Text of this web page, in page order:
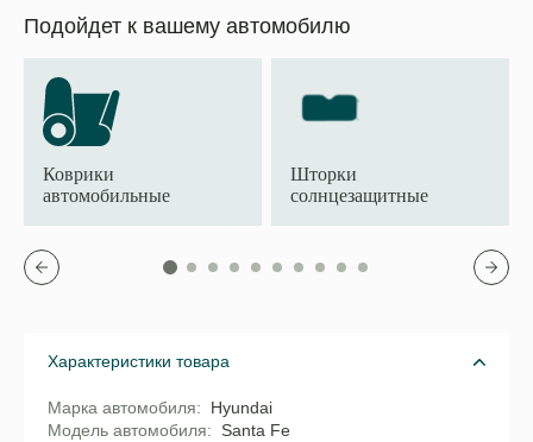
Подойдет к вашему автомобилю
Коврики
автомобильные
Шторки
солнцезащитные
Характеристики товара
Марка автомобиля
Hyundai
Модель автомобиля
Santa Fe